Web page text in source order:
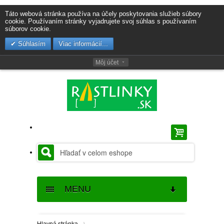
Táto webová stránka používa na účely poskytovania služieb súbory
cookie. Používaním stránky vyjadrujete svoj súhlas s používaním
súborov cookie.
Súhlasím
Viac informácií...
Môj účet
MENU